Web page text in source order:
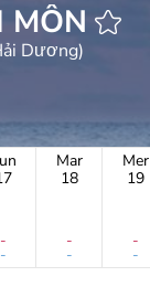
MÔN
Dương)
-
-
Mar
18
-
-
Mer
19
-
-